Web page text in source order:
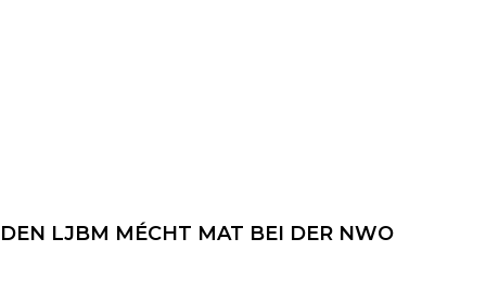
DEN LJBM MÉCHT MAT BEI DER NWO